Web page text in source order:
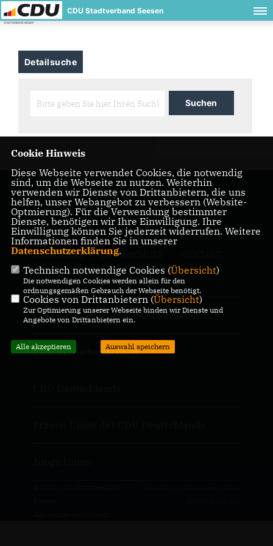
CDU Stadtverband Seesen
Detailsuche
CDU - Seesen. de ist die offizielle Website der CDU
Fraktion Seesen.
IMPRESSUM DATENSCHUTZ
CDU Kreisverband Goslar
CDU Landesverband Braunschweig
CDU in Niedersachsen
Cookie Hinweis
Diese Webseite verwendet Cookies, die notwendig
sind, um die Webseite zu nutzen. Weiterhin
verwenden wir Dienste von Drittanbietern, die uns
helfen, unser Webangebot zu verbessern (Website-
Optmierung). Für die Verwendung bestimmter
Dienste, benötigen wir Ihre Einwilligung. Ihre
Einwilligung können Sie jederzeit widerrufen. Weitere
Informationen finden Sie in unserer
Datenschutzerklärung.
Technisch notwendige Cookies (Übersicht)
Die notwendigen Cookies werden allein für den
ordnungsgemäßen Gebrauch der Webseite benötigt.
Cookies von Drittanbietern (Übersicht)
Zur Optimierung unserer Webseite binden wir Dienste und
Angebote von Drittanbietern ein.
Alle akzeptieren Auswahl speichern